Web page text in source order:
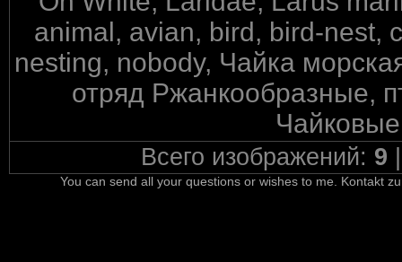
animal, avian, bird, bird-nest,
nesting, nobody, Чайка
отряд Ржанкообразные,
Всего изображений: 9
You can send all your questions or wishes to me. Kontakt